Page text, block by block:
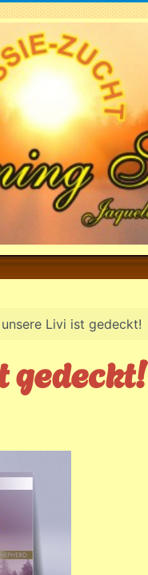
unsere Livi ist gedeckt!
gedeckt!